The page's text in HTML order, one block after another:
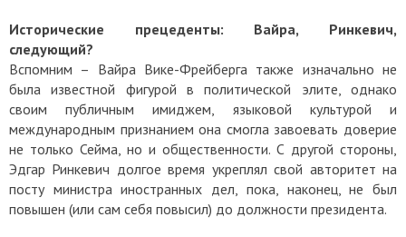
Исторические прецеденты: Вайра, Ринкевич,
следующий?
Вспомним – Вайра Вике-Фрейберга также изначально не
была известной фигурой в политической элите, однако
своим публичным имиджем, языковой культурой и
международным признанием она смогла завоевать доверие
не только Сейма, но и общественности. С другой стороны,
Эдгар Ринкевич долгое время укреплял свой авторитет на
посту министра иностранных дел, пока, наконец, не был
повышен (или сам себя повысил) до должности президента.